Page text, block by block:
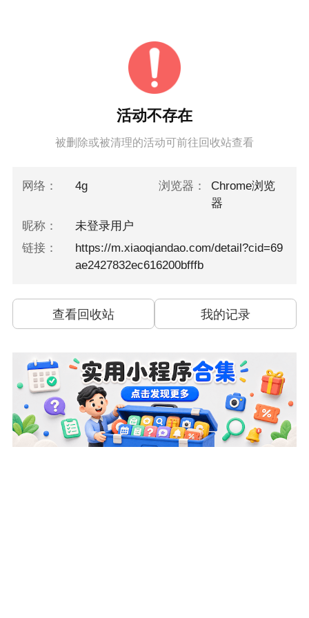
活动不存在
被删除或被清理的活动可前往回收站查看
网络： 4g 浏览器：
Chrome浏览
器
昵称：
未登录用户
链接：
https://m.xiaoqiandao.com/detail?cid=69
ae2427832ec616200bfffb
查看回收站 我的记录